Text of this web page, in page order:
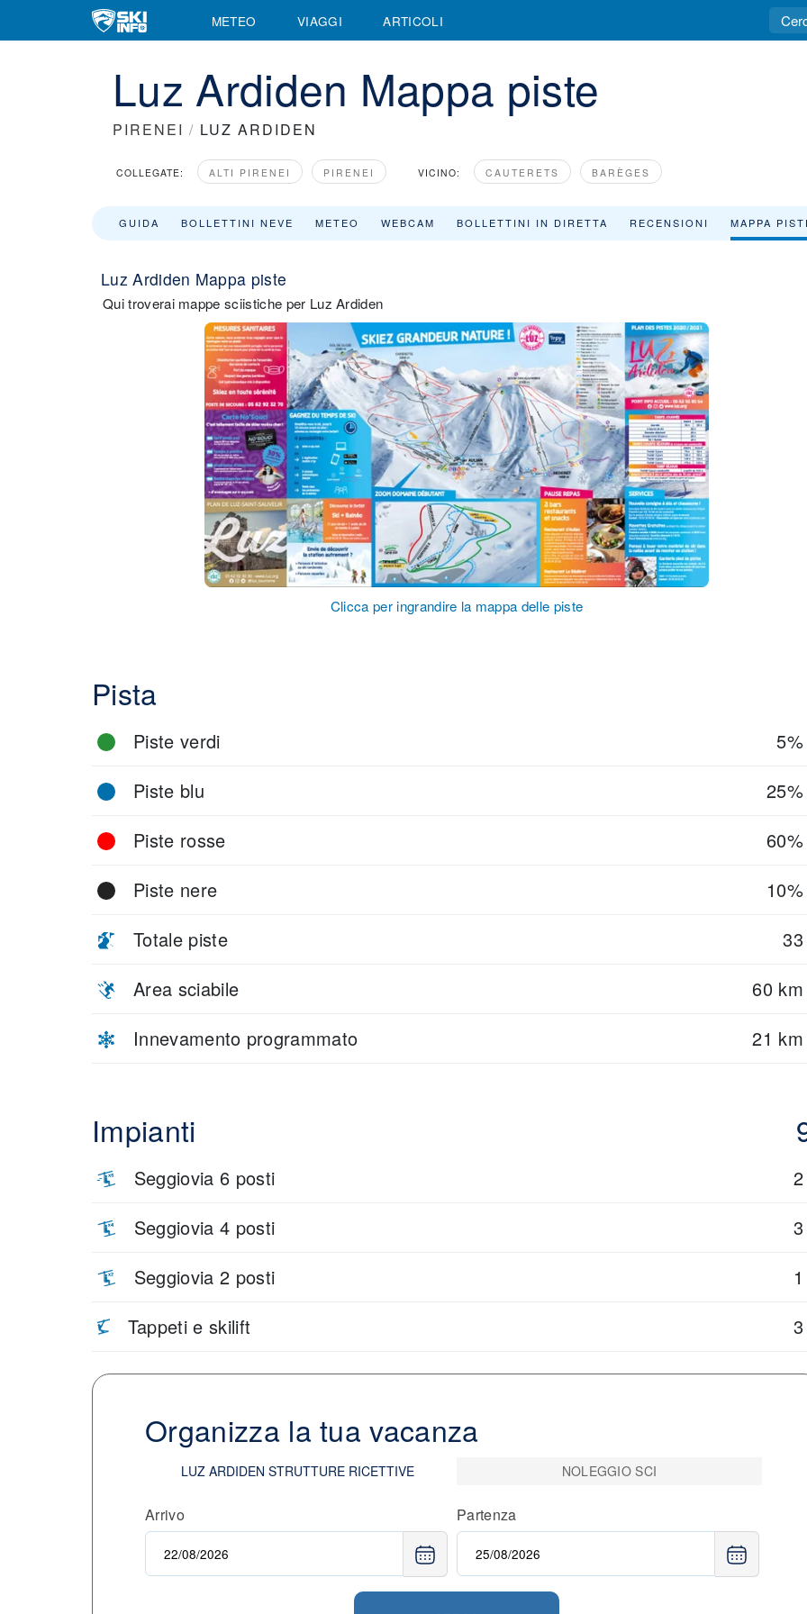
METEO VIAGGI ARTICOLI
Luz Ardiden Mappa piste
PIRENEI / LUZ ARDIDEN
COLLEGATE: ALTI PIRENEI PIRENEI VICINO: CAUTERETS BARÈGES
GUIDA BOLLETTINI NEVE METEO WEBCAM BOLLETTINI IN DIRETTA RECENSIONI MAPPA
Luz Ardiden Mappa piste
Qui troverai mappe sciistiche per Luz Ardiden
Clicca per ingrandire la mappa delle piste
Pista
Piste verdi
5%
Piste blu
25%
Piste rosse
60%
Piste nere
10%
Totale piste
33
Area sciabile
60 km
Innevamento programmato
21 km
Impianti
Seggiovia 6 posti
2
Seggiovia 4 posti
3
Seggiovia 2 posti
1
Tappeti e skilift
3
Organizza la tua vacanza
LUZ ARDIDEN STRUTTURE RICETTIVE NOLEGGIO SCI
Arrivo Partenza